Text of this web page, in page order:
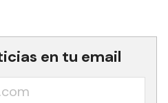
en tu email